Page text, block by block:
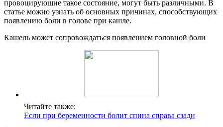
провоцирующие такое состояние, могут быть различными. В
статье можно узнать об основных причинах, способствующих
появлению боли в голове при кашле.
Кашель может сопровождаться появлением головной боли
Читайте также:
Если при беременности болит спина справа сзади